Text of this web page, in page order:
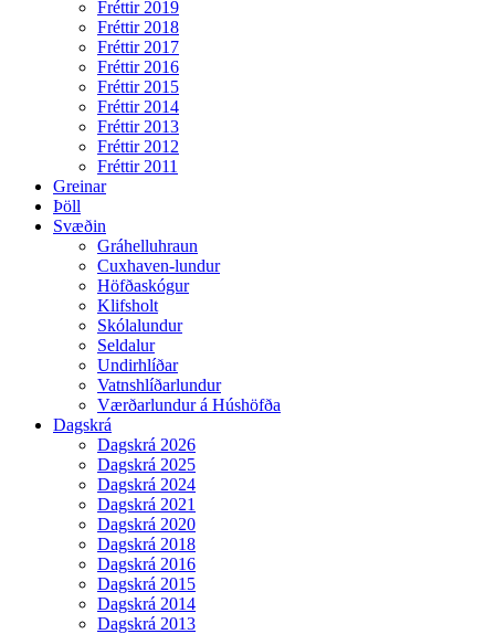
Fréttir 2019
Fréttir 2018
Fréttir 2017
Fréttir 2016
Fréttir 2015
Fréttir 2014
Fréttir 2013
Fréttir 2012
Fréttir 2011
Greinar
Þöll
Svæðin
Gráhelluhraun
Cuxhaven-lundur
Höfðaskógur
Klifsholt
Skólalundur
Seldalur
Undirhlíðar
Vatnshlíðarlundur
Værðarlundur á Húshöfða
Dagskrá
Dagskrá 2026
Dagskrá 2025
Dagskrá 2024
Dagskrá 2021
Dagskrá 2020
Dagskrá 2018
Dagskrá 2016
Dagskrá 2015
Dagskrá 2014
Dagskrá 2013